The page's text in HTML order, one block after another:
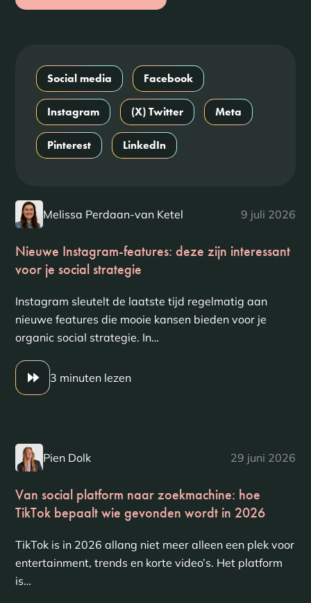
Social media Facebook
Instagram (X) Twitter Meta
Pinterest LinkedIn
Melissa Perdaan-van Ketel 9 juli 2026
Nieuwe Instagram-features: deze zijn interessant
voor je social strategie
Instagram sleutelt de laatste tijd regelmatig aan
nieuwe features die mooie kansen bieden voor je
organic social strategie. In…
3 minuten lezen
Pien Dolk 29 juni 2026
Van social platform naar zoekmachine: hoe
TikTok bepaalt wie gevonden wordt in 2026
TikTok is in 2026 allang niet meer alleen een plek voor
entertainment, trends en korte video’s. Het platform
is…